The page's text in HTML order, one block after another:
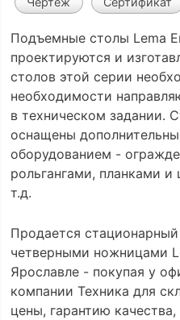
Подъемные столы Lema
проектируются и
столов этой серии
необходимости
в техническом задании.
оснащены
оборудованием -
рольгангами, планками
т.д.
Продается
четверными ножницами
Ярославле - покупая у
компании Техника для
цены, гарантию